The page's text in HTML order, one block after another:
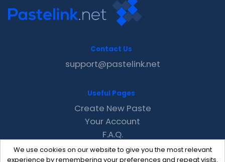
We use cookies on our website to give you the most relevant
experience by remembering your preferences and repeat visits.
Contact Us
support@pastelink.net
Useful Pages
Create New Paste
Your Account
F.A.Q.
Recent